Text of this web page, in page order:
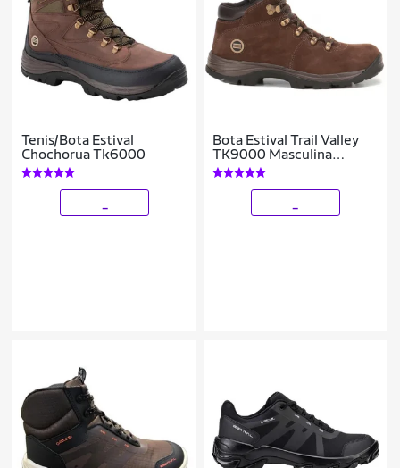
Tenis/Bota Estival
Chochorua Tk6000
Bota Estival Trail Valley
TK9000 Masculina
Marrom Escuro